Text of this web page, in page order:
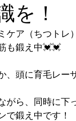
を！
ケア（ちつトレ
も鍛え中💓💓
、頭に育毛レー
がら、同時に下
で鍛え中です！